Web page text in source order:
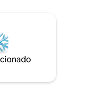
salgada —
de encerrar